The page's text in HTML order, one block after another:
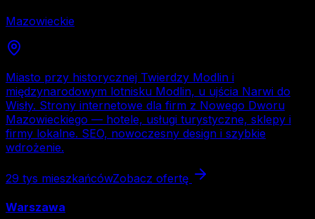
Mazowieckie
Miasto przy historycznej Twierdzy Modlin i
międzynarodowym lotnisku Modlin, u ujścia Narwi do
Wisły. Strony internetowe dla firm z Nowego Dworu
Mazowieckiego — hotele, usługi turystyczne, sklepy i
firmy lokalne. SEO, nowoczesny design i szybkie
wdrożenie.
29 tys mieszkańcówZobacz ofertę
Warszawa